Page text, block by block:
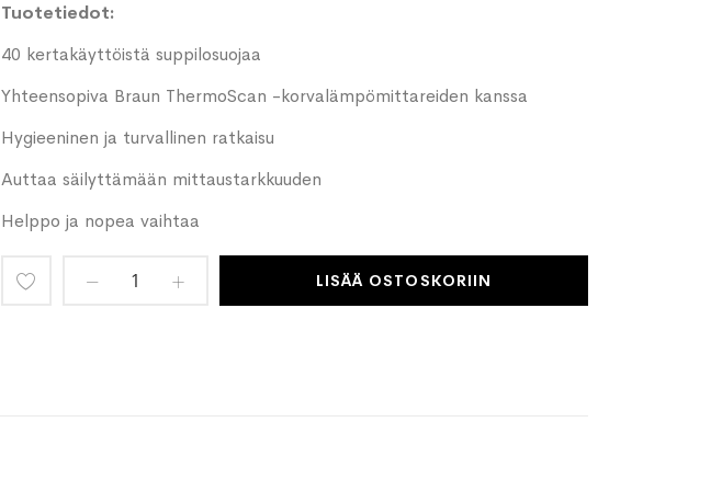
Tuotetiedot:
40 kertakäyttöistä suppilosuojaa
Yhteensopiva Braun ThermoScan -korvalämpömittareiden kanssa
Hygieeninen ja turvallinen ratkaisu
Auttaa säilyttämään mittaustarkkuuden
Helppo ja nopea vaihtaa
LISÄÄ OSTOSKORIIN